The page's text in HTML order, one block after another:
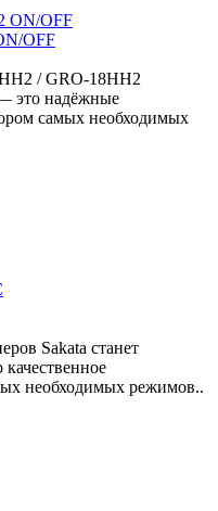
OFF
/ GRO-18HH2
это надёжные
самых необходимых
Sakata станет
необходимых режимов..